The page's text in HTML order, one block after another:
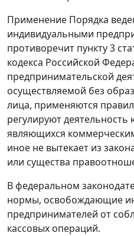
Применение Порядка
индивидуальными
противоречит пункту 3
кодекса Российской
предпринимательской
осуществляемой без
лица, применяются
регулируют деятельность
являющихся
иное не вытекает из
или существа
В федеральном
нормы, освобождающие
предпринимателей от
кассовых операций.